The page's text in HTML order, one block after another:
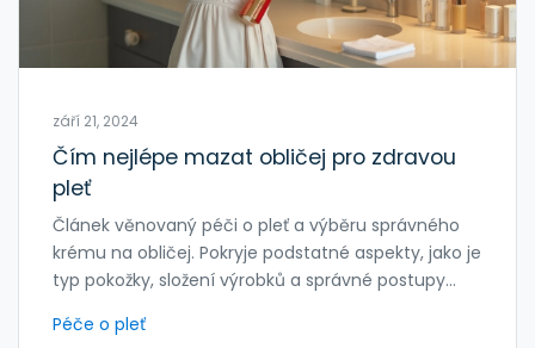
září 21, 2024
Čím nejlépe mazat obličej pro zdravou
pleť
Článek věnovaný péči o pleť a výběru správného
krému na obličej. Pokryje podstatné aspekty, jako je
typ pokožky, složení výrobků a správné postupy
pro udržení zdravé a zářivé pokožky.
Péče o pleť